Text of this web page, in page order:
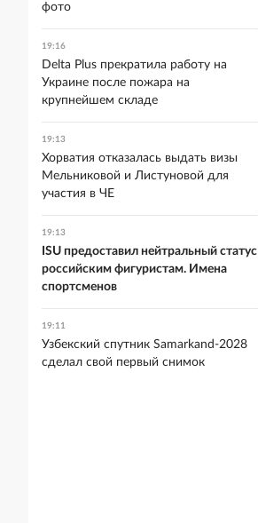
фото
19:16
Delta Plus прекратила работу на
Украине после пожара на
крупнейшем складе
19:13
Хорватия отказалась выдать визы
Мельниковой и Листуновой для
участия в ЧЕ
19:13
ISU предоставил нейтральный статус
российским фигуристам. Имена
спортсменов
19:11
Узбекский спутник Samarkand-2028
сделал свой первый снимок